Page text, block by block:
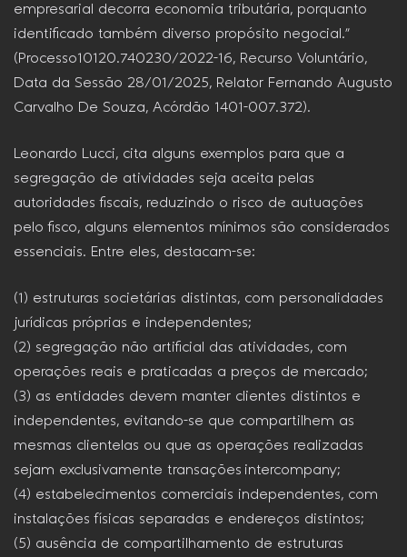
empresarial decorra economia tributária, porquanto
identificado também diverso propósito negocial.”
(Processo10120.740230/2022-16, Recurso Voluntário,
Data da Sessão 28/01/2025, Relator Fernando Augusto
Carvalho De Souza, Acórdão 1401-007.372).
Leonardo Lucci, cita alguns exemplos para que a
segregação de atividades seja aceita pelas
autoridades fiscais, reduzindo o risco de autuações
pelo fisco, alguns elementos mínimos são considerados
essenciais. Entre eles, destacam-se:
(1) estruturas societárias distintas, com personalidades
jurídicas próprias e independentes;
(2) segregação não artificial das atividades, com
operações reais e praticadas a preços de mercado;
(3) as entidades devem manter clientes distintos e
independentes, evitando-se que compartilhem as
mesmas clientelas ou que as operações realizadas
sejam exclusivamente transações intercompany;
(4) estabelecimentos comerciais independentes, com
instalações físicas separadas e endereços distintos;
(5) ausência de compartilhamento de estruturas